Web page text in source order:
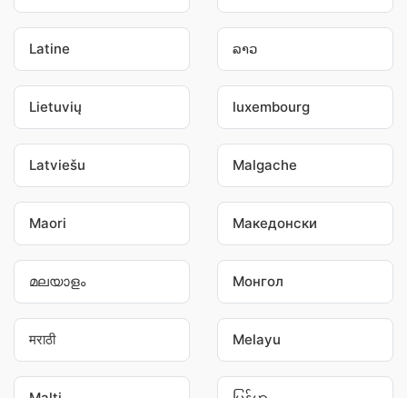
Latine ລາວ
Lietuvių luxembourg
Latviešu Malgache
Maori Македонски
മലയാളം Монгол
मराठी Melayu